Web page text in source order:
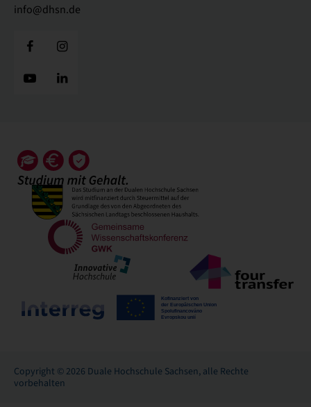
info@dhsn.de
Copyright © 2026 Duale Hochschule Sachsen, alle Rechte
vorbehalten